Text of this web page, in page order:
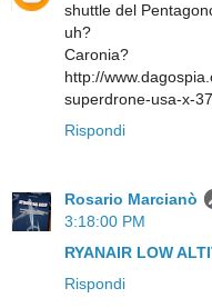
shuttle del
uh?
Caronia?
http://
superdrone-usa-x-
Rispondi
Rosario Marcianò
3:18:00 PM
RYANAIR LOW
Rispondi